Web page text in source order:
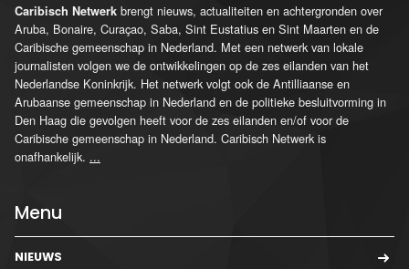
Caribisch Netwerk brengt nieuws, actualiteiten en achtergronden over
Aruba, Bonaire, Curaçao, Saba, Sint Eustatius en Sint Maarten en de
Caribische gemeenschap in Nederland. Met een netwerk van lokale
journalisten volgen we de ontwikkelingen op de zes eilanden van het
Nederlandse Koninkrijk. Het netwerk volgt ook de Antilliaanse en
Arubaanse gemeenschap in Nederland en de politieke besluitvorming in
Den Haag die gevolgen heeft voor de zes eilanden en/of voor de
Caribische gemeenschap in Nederland. Caribisch Netwerk is
onafhankelijk. ...
Menu
NIEUWS